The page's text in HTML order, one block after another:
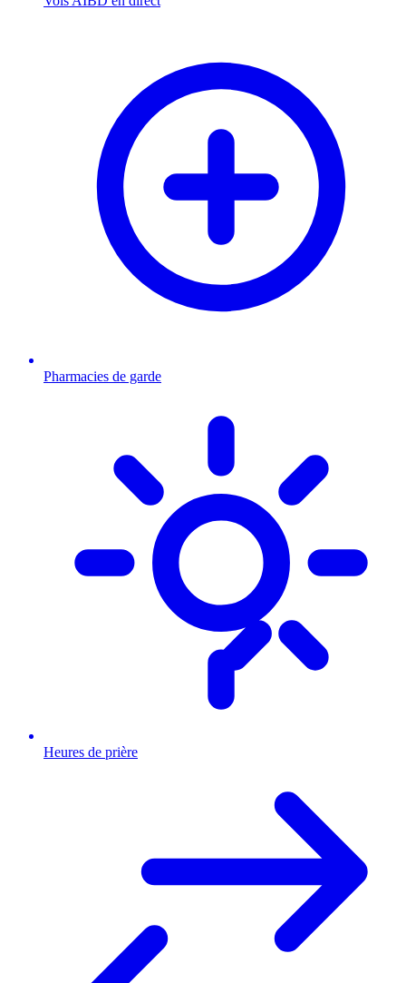
Pharmacies de garde
Heures de prière